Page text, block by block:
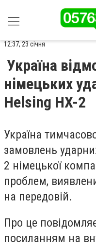
12:37, 23 січня
Україна
німецьких
Helsing HX-2
Україна
замовлень
2 німецької
проблем,
на передовій.
Про це
посиланням на